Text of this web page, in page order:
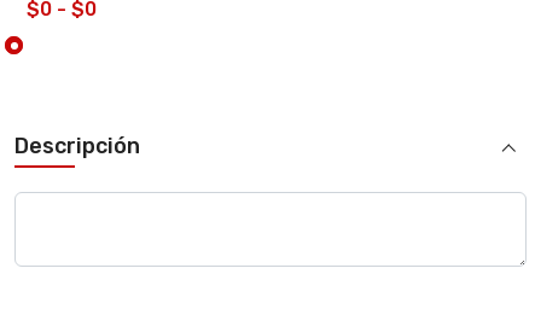
Descripción